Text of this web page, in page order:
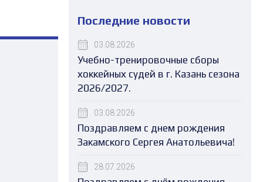
Последние новости
03.08.2026
Учебно-тренировочные сборы
хоккейных судей в г. Казань сезона
2026/2027.
03.08.2026
Поздравляем с днем рождения
Закамского Сергея Анатольевича!
28.07.2026